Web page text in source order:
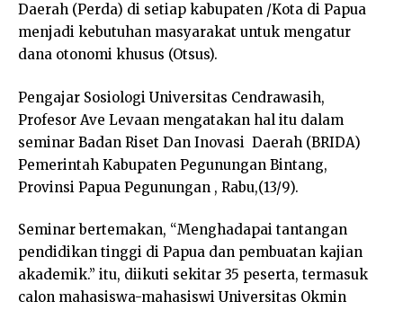
Daerah (Perda) di setiap kabupaten /Kota di Papua
menjadi kebutuhan masyarakat untuk mengatur
dana otonomi khusus (Otsus).
Pengajar Sosiologi Universitas Cendrawasih,
Profesor Ave Levaan mengatakan hal itu dalam
seminar Badan Riset Dan Inovasi Daerah (BRIDA)
Pemerintah Kabupaten Pegunungan Bintang,
Provinsi Papua Pegunungan , Rabu,(13/9).
Seminar bertemakan, “Menghadapai tantangan
pendidikan tinggi di Papua dan pembuatan kajian
akademik.” itu, diikuti sekitar 35 peserta, termasuk
calon mahasiswa-mahasiswi Universitas Okmin